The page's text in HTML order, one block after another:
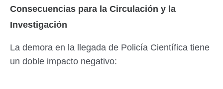
Consecuencias para la Circulación y la
Investigación
La demora en la llegada de Policía Científica tiene
un doble impacto negativo: